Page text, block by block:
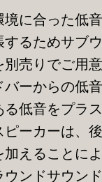
境に合った低
るためサブ
別売りでご用
バーからの低
る低音をプラ
ピーカーは、
加えることに
ンドサウン